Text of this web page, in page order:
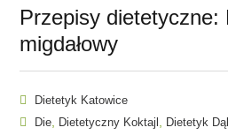
Przepisy
migdałowy
Dietetyk Katowice
Die, Dietetyczny Koktajl Dietetyk